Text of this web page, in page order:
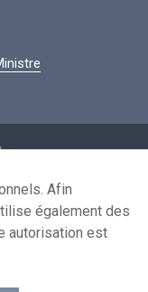
Afin
également des
autorisation est